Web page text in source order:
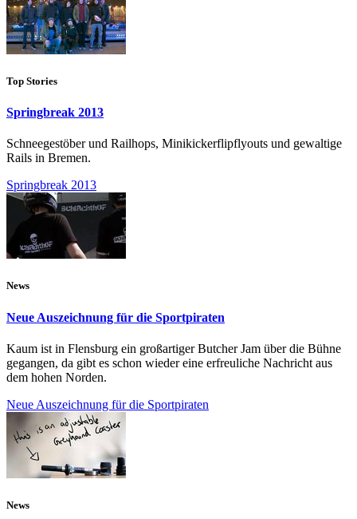
Top Stories
Springbreak 2013
Schneegestöber und Railhops, Minikickerflipflyouts und gewaltige
Rails in Bremen.
Springbreak 2013
News
Neue Auszeichnung für die Sportpiraten
Kaum ist in Flensburg ein großartiger Butcher Jam über die Bühne
gegangen, da gibt es schon wieder eine erfreuliche Nachricht aus
dem hohen Norden.
Neue Auszeichnung für die Sportpiraten
News